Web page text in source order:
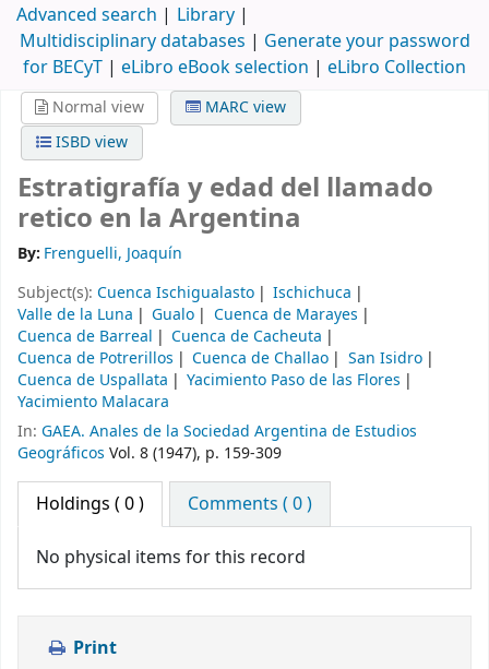
Advanced search
Library
Multidisciplinary databases | Generate your password
for BECyT | eLibro eBook selection | eLibro Collection
Normal view
MARC view
ISBD view
Estratigrafía y edad del llamado
retico en la Argentina
By: Frenguelli, Joaquín
Subject(s): Cuenca Ischigualasto
Ischichuca
Valle de la Luna
Gualo
Cuenca de Marayes
Cuenca de Barreal
Cuenca de Cacheuta
Cuenca de Potrerillos
Cuenca de Challao
San Isidro
Cuenca de Uspallata
Yacimiento Paso de las Flores
Yacimiento Malacara
In: GAEA. Anales de la Sociedad Argentina de Estudios
Geográficos Vol. 8 (1947), p. 159-309
Holdings ( 0 ) Comments ( 0 )
No physical items for this record
Print